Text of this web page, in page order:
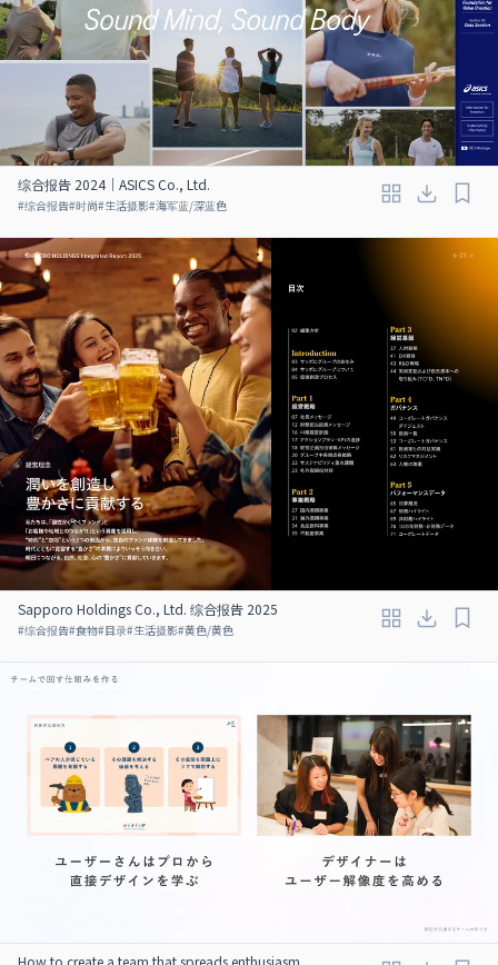
综合报告 2024｜ASICS Co., Ltd.
#综合报告#时尚#生活摄影#海军蓝/深蓝色
Sapporo Holdings Co., Ltd. 综合报告 2025
#综合报告#食物#目录#生活摄影#黄色/黄色
How to create a team that spreads enthusiasm